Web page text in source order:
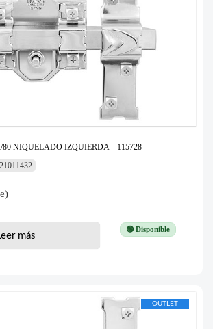
80 NIQUELADO IZQUIERDA – 115728
🟢 Disponible
más
OUTLET